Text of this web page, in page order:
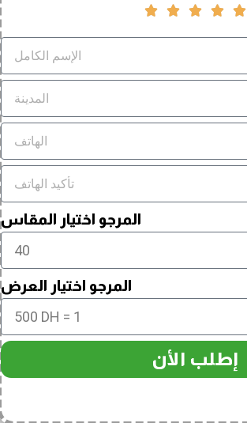
    
المرجو اختيار المقاس
المرجو اختيار العرض
إطلب الأن